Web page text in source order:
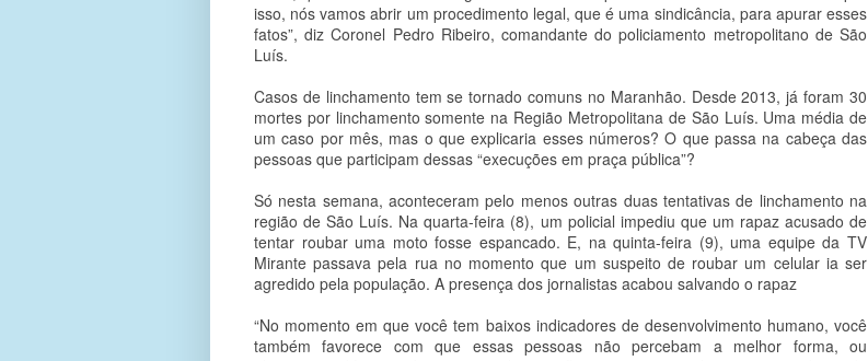
isso, nós vamos abrir um procedimento legal, que é uma sindicância, para apurar esses
fatos”, diz Coronel Pedro Ribeiro, comandante do policiamento metropolitano de São
Luís.
Casos de linchamento tem se tornado comuns no Maranhão. Desde 2013, já foram 30
mortes por linchamento somente na Região Metropolitana de São Luís. Uma média de
um caso por mês, mas o que explicaria esses números? O que passa na cabeça das
pessoas que participam dessas “execuções em praça pública”?
Só nesta semana, aconteceram pelo menos outras duas tentativas de linchamento na
região de São Luís. Na quarta-feira (8), um policial impediu que um rapaz acusado de
tentar roubar uma moto fosse espancado. E, na quinta-feira (9), uma equipe da TV
Mirante passava pela rua no momento que um suspeito de roubar um celular ia ser
agredido pela população. A presença dos jornalistas acabou salvando o rapaz
“No momento em que você tem baixos indicadores de desenvolvimento humano, você
também favorece com que essas pessoas não percebam a melhor forma, ou